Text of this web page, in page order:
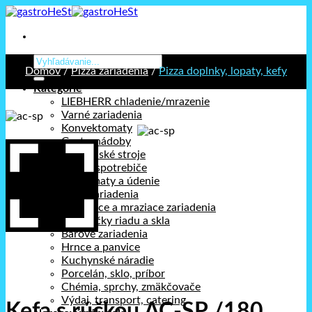
Prejsť
obsah
Hľadať:
Kategórie
LIEBHERR chladenie/mrazenie
Varné zariadenia
Konvektomaty
Gastronádoby
Kuchynské stroje
Stolné spotrebiče
Holdomaty a údenie
Pizza zariadenia
Chladiace a mraziace zariadenia
Umývačky riadu a skla
Barové zariadenia
Hrnce a panvice
Kuchynské náradie
Porcelán, sklo, príbor
Chémia, sprchy, zmäkčovače
Výdaj, transport, catering
Domov / Pizza zariadenia / Pizza doplnky, lopaty, kefy